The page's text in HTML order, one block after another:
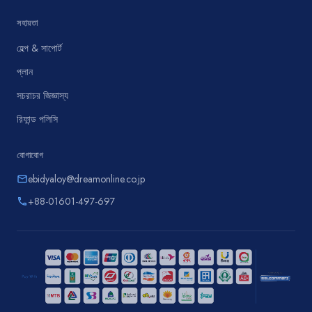
সহায়তা
হেল্প & সাপোর্ট
প্লান
সচরাচর জিজ্ঞাস্য
রিফান্ড পলিসি
যোগাযোগ
emailebidyaloy@dreamonline.co.jp
phone+88-01601-497-697